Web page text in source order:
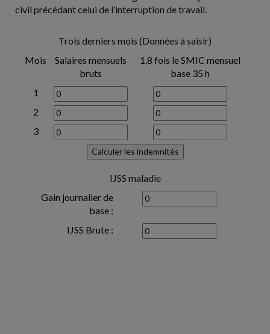
civil précédant celui de l’interruption de travail.
Trois derniers mois (Données à saisir)
Mois
Salaires mensuels
bruts
1,8 fois le SMIC mensuel
base 35 h
1
2
3
IJSS maladie
Gain journalier de
base :
IJSS Brute :